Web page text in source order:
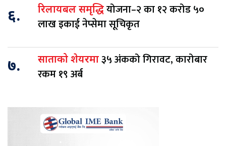
६. रिलायबल समृद्धियोजना–२ का १२ करोड ५०
लाख इकाई नेप्सेमा सूचिकृत
७. साताको शेयरमा३५ अंकको गिरावट, कारोबार
रकम १९ अर्ब